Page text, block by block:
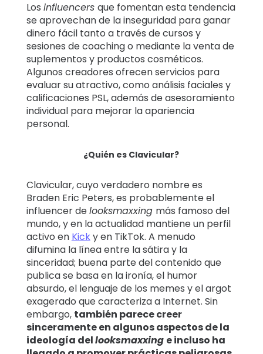
Los influencers que fomentan esta tendencia
se aprovechan de la inseguridad para ganar
dinero fácil tanto a través de cursos y
sesiones de coaching o mediante la venta de
suplementos y productos cosméticos.
Algunos creadores ofrecen servicios para
evaluar su atractivo, como análisis faciales y
calificaciones PSL, además de asesoramiento
individual para mejorar la apariencia
personal.
¿Quién es Clavicular?
Clavicular, cuyo verdadero nombre es
Braden Eric Peters, es probablemente el
influencer delooksmaxxing más famoso del
mundo, y en la actualidad mantiene un perfil
activo en Kicky en TikTok. A menudo
difumina la línea entre la sátira y la
sinceridad; buena parte del contenido que
publica se basa en la ironía, el humor
absurdo, el lenguaje de los memes y el argot
exagerado que caracteriza a Internet. Sin
embargo, también parece creer
sinceramente en algunos aspectos de la
ideología dellooksmaxxing e incluso ha